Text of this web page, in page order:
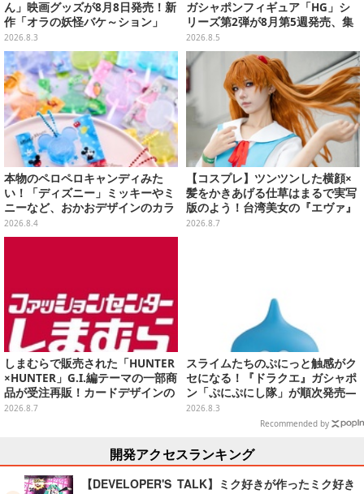
ん」映画グッズが8月8日発売！新
作「オラの妖怪バケ～ション」
や、「ヘンダーランド」「暗黒タ
マタマ」などをフィーチャー
2026.8.3
ガシャポンフィギュア「HG」シ
リーズ第2弾が8月第5週発売、集
めて並べたくなるクオリティ
2026.8.5
本物のペロペロキャンディみた
い！「ディズニー」ミッキーやミ
ニーなど、おかおデザインのカラ
フルチャーム全10種が8月31日発
売
2026.8.4
【コスプレ】ツンツンした横顔×
髪をかきあげる仕草はまるで実写
版のよう！台湾美女の『エヴァ』
制服アスカが美しすぎた【写真8
2026.8.7
しまむらで販売された「HUNTER
×HUNTER」G.I.編テーマの一部商
品が受注再販！カードデザインの
キーホルダーや、キルアたちのセ
2026.8.7
スライムたちのぷにっと触感がク
セになる！『ドラクエ』ガシャポ
ン「ぷにぷにし隊」が順次発売―
全4種ではぐれメタルは固め
2026.8.3
Recommended by
開発アクセスランキング
【DEVELOPER'S TALK】ミク好きが作ったミク好き